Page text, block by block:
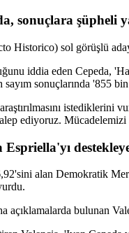
sonuçlara şüpheli
Historico) sol görüşlü
iddia eden Cepeda,
sayım sonuçlarında '855
ediyoruz.
alan Demokratik
açıklamalarda bulunan